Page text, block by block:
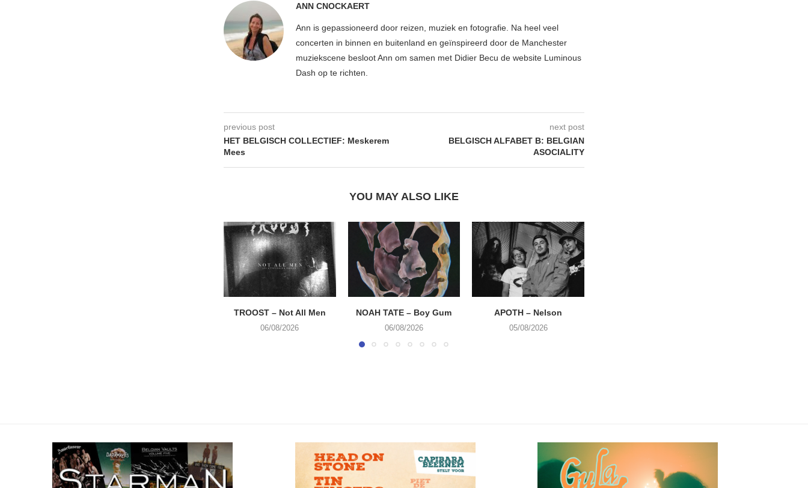
ANN CNOCKAERT
Ann is gepassioneerd door reizen, muziek en fotografie. Na heel veel
concerten in binnen en buitenland en geïnspireerd door de Manchester
muziekscene besloot Ann om samen met Didier Becu de website Luminous
Dash op te richten.
previous post
HET BELGISCH COLLECTIEF: Meskerem
Mees
next post
BELGISCH ALFABET B: BELGIAN
ASOCIALITY
YOU MAY ALSO LIKE
TROOST – Not All Men
06/08/2026
NOAH TATE – Boy Gum
06/08/2026
APOTH – Nelson
05/08/2026